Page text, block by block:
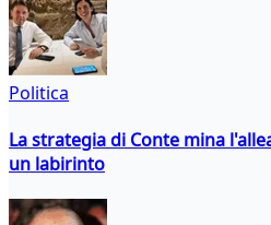
Politica
La strategia di Conte mina
un labirinto